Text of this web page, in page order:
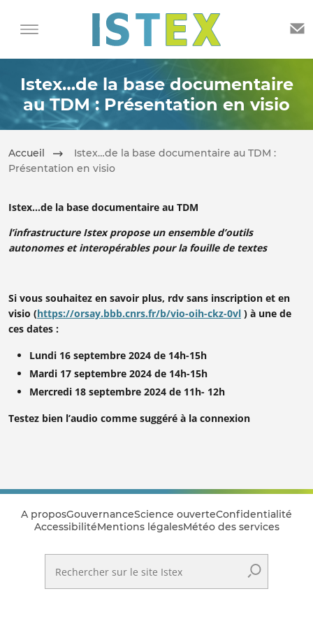
Istex…de la base documentaire
au TDM : Présentation en visio
Accueil
Istex…de la base documentaire au TDM :
Présentation en visio
Istex…de la base documentaire au TDM
l’infrastructure Istex propose un ensemble d’outils
autonomes et interopérables pour la fouille de textes
Si vous souhaitez en savoir plus, rdv sans inscription et en
visio (https://orsay.bbb.cnrs.fr/b/vio-oih-ckz-0vl ) à une de
ces dates :
Lundi 16 septembre 2024 de 14h-15h
Mardi 17 septembre 2024 de 14h-15h
Mercredi 18 septembre 2024 de 11h- 12h
Testez bien l’audio comme suggéré à la connexion
A proposGouvernanceScience ouverteConfidentialité
AccessibilitéMentions légalesMétéo des services